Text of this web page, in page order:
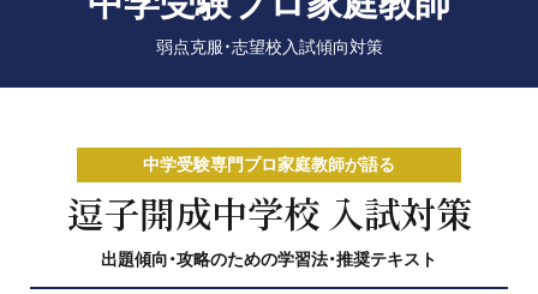
プロ教師紹介
無料体験授業とは
短期フリープラン
弱点克服・志望校入試傾向対策
中学受験専門プロ家庭教師が語る
逗子開成中学校 入試対策
出題傾向・攻略のための学習法・推奨テキスト